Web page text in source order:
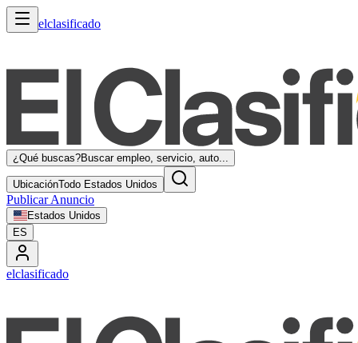
elclasificado
¿Qué buscas?Buscar empleo, servicio, auto...
UbicaciónTodo Estados Unidos
Publicar Anuncio
Estados Unidos
ES
elclasificado